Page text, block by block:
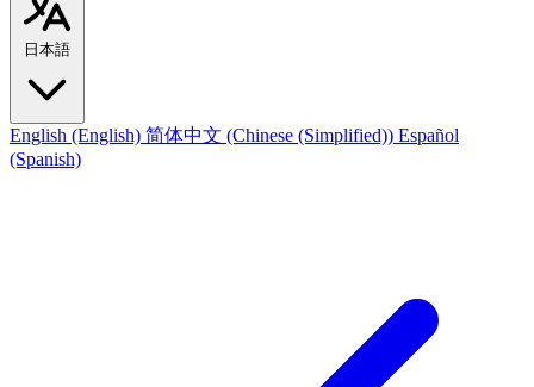
日本語
English (English) 简体中文 (Chinese (Simplified)) Español
(Spanish)